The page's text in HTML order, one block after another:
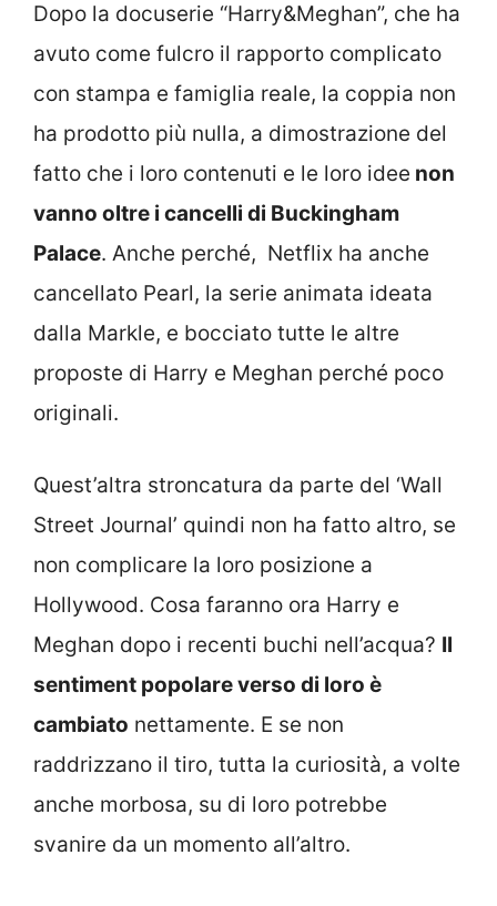
Dopo la docuserie “Harry&Meghan”, che ha
avuto come fulcro il rapporto complicato
con stampa e famiglia reale, la coppia non
ha prodotto più nulla, a dimostrazione del
fatto che i loro contenuti e le loro idee non
vanno oltre i cancelli di Buckingham
Palace. Anche perché, Netflix ha anche
cancellato Pearl, la serie animata ideata
dalla Markle, e bocciato tutte le altre
proposte di Harry e Meghan perché poco
originali.
Quest’altra stroncatura da parte del ‘Wall
Street Journal’ quindi non ha fatto altro, se
non complicare la loro posizione a
Hollywood. Cosa faranno ora Harry e
Meghan dopo i recenti buchi nell’acqua? Il
sentiment popolare verso di loro è
cambiato nettamente. E se non
raddrizzano il tiro, tutta la curiosità, a volte
anche morbosa, su di loro potrebbe
svanire da un momento all’altro.